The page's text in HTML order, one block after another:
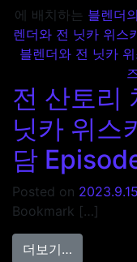
에 배치하는 블렌더
렌더와 전 닛카 위스
블렌더와 전 닛카
전 산토리
닛카 위스
담
Posted on 2023.9.15
Bookmark […]
더보기…